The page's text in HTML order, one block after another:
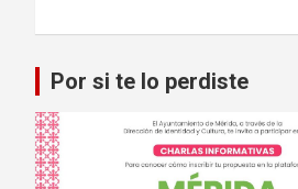
Por si te lo perdiste